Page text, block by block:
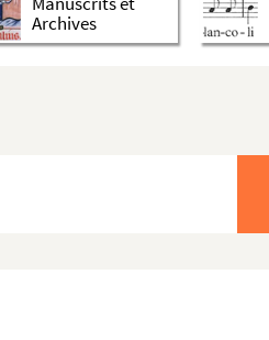
Archives